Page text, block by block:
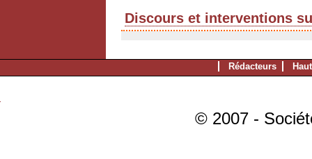
Discours et interventions
Rédacteurs
© 2007 -